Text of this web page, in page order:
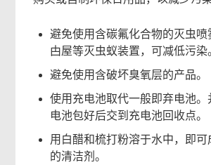
避免使用含碳氟化合物的灭虫喷
甴屋等灭虫蚁装置，可减低污染
避免使用含破坏臭氧层的产品。
使用充电池取代一般即弃电池。
电池包好后交到充电池回收点。
用白醋和梳打粉溶于水中，即可
的清洁剂。